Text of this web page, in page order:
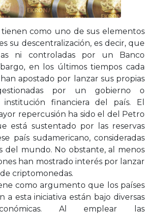
como uno de sus elementos
su descentralización, es decir, que
ni controladas por un Banco
en los últimos tiempos cada
apostado por lanzar sus propias
por un gobierno o
financiera del país. El
repercusión ha sido el del Petro
está sustentado por las reservas
país sudamericano, consideradas
del mundo. No obstante, al menos
han mostrado interés por lanzar
criptomonedas.
como argumento que los países
a esta iniciativa están bajo diversas
Al emplear las